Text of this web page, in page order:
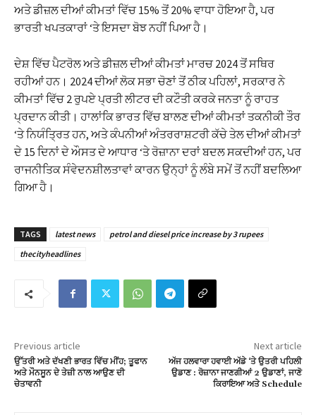
ਅਤੇ ਡੀਜ਼ਲ ਦੀਆਂ ਕੀਮਤਾਂ ਵਿੱਚ 15% ਤੋਂ 20% ਵਾਧਾ ਹੋਇਆ ਹੈ, ਪਰ
ਭਾਰਤੀ ਖਪਤਕਾਰਾਂ ‘ਤੇ ਇਸਦਾ ਬੋਝ ਨਹੀਂ ਪਿਆ ਹੈ।
ਦੇਸ਼ ਵਿੱਚ ਪੈਟਰੋਲ ਅਤੇ ਡੀਜ਼ਲ ਦੀਆਂ ਕੀਮਤਾਂ ਮਾਰਚ 2024 ਤੋਂ ਸਥਿਰ
ਰਹੀਆਂ ਹਨ। 2024 ਦੀਆਂ ਲੋਕ ਸਭਾ ਚੋਣਾਂ ਤੋਂ ਠੀਕ ਪਹਿਲਾਂ, ਸਰਕਾਰ ਨੇ
ਕੀਮਤਾਂ ਵਿੱਚ 2 ਰੁਪਏ ਪ੍ਰਤੀ ਲੀਟਰ ਦੀ ਕਟੌਤੀ ਕਰਕੇ ਜਨਤਾ ਨੂੰ ਰਾਹਤ
ਪ੍ਰਦਾਨ ਕੀਤੀ। ਹਾਲਾਂਕਿ ਭਾਰਤ ਵਿੱਚ ਬਾਲਣ ਦੀਆਂ ਕੀਮਤਾਂ ਤਕਨੀਕੀ ਤੌਰ
‘ਤੇ ਨਿਯੰਤ੍ਰਿਤ ਹਨ, ਅਤੇ ਕੰਪਨੀਆਂ ਅੰਤਰਰਾਸ਼ਟਰੀ ਕੱਚੇ ਤੇਲ ਦੀਆਂ ਕੀਮਤਾਂ
ਦੇ 15 ਦਿਨਾਂ ਦੇ ਔਸਤ ਦੇ ਆਧਾਰ ‘ਤੇ ਰੋਜ਼ਾਨਾ ਦਰਾਂ ਬਦਲ ਸਕਦੀਆਂ ਹਨ, ਪਰ
ਰਾਜਨੀਤਿਕ ਸੰਵੇਦਨਸ਼ੀਲਤਾਵਾਂ ਕਾਰਨ ਉਨ੍ਹਾਂ ਨੂੰ ਲੰਬੇ ਸਮੇਂ ਤੋਂ ਨਹੀਂ ਬਦਲਿਆ
ਗਿਆ ਹੈ।
TAGS latest news
petrol and diesel price increase by 3 rupees
thecityheadlines
Previous article
ਉੱਤਰੀ ਅਤੇ ਦੱਖਣੀ ਭਾਰਤ ਵਿੱਚ ਮੀਂਹ; ਤੂਫਾਨ
ਅਤੇ ਮੌਨਸੂਨ ਦੇ ਤੇਜ਼ੀ ਨਾਲ ਆਉਣ ਦੀ
ਚੇਤਾਵਨੀ
Next article
ਅੱਜ ਹਲਵਾਰਾ ਹਵਾਈ ਅੱਡੇ ‘ਤੇ ਉਤਰੀ ਪਹਿਲੀ
ਉਡਾਣ : ਰੋਜ਼ਾਨਾ ਜਾਣਗੀਆਂ 2 ਉਡਾਣਾਂ, ਜਾਣੋ
ਕਿਰਾਇਆ ਅਤੇ Schedule